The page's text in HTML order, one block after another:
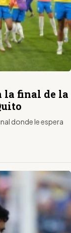
la final de la
donde le espera